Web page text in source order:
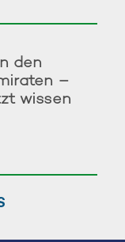
den
–
wissen